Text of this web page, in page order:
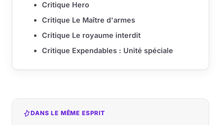
Critique Hero
Critique Le Maître d'armes
Critique Le royaume interdit
Critique Expendables : Unité spéciale
DANS LE MÊME ESPRIT